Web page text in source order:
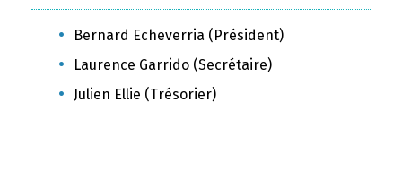
Bernard Echeverria (Président)
Laurence Garrido (Secrétaire)
Julien Ellie (Trésorier)